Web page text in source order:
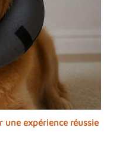
une expérience réussie